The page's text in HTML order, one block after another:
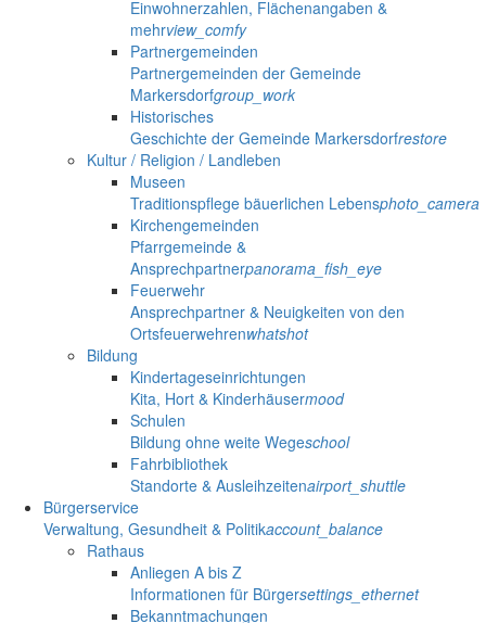
Einwohnerzahlen, Flächenangaben &
mehrview_comfy
Partnergemeinden
Partnergemeinden der Gemeinde
Markersdorfgroup_work
Historisches
Geschichte der Gemeinde Markersdorfrestore
Kultur / Religion / Landleben
Museen
Traditionspflege bäuerlichen Lebensphoto_camera
Kirchengemeinden
Pfarrgemeinde &
Ansprechpartnerpanorama_fish_eye
Feuerwehr
Ansprechpartner & Neuigkeiten von den
Ortsfeuerwehrenwhatshot
Bildung
Kindertageseinrichtungen
Kita, Hort & Kinderhäusermood
Schulen
Bildung ohne weite Wegeschool
Fahrbibliothek
Standorte & Ausleihzeitenairport_shuttle
Bürgerservice
Verwaltung, Gesundheit & Politikaccount_balance
Rathaus
Anliegen A bis Z
Informationen für Bürgersettings_ethernet
Bekanntmachungen